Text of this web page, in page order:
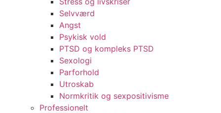
Selvværd
Angst
Psykisk vold
PTSD og kompleks PTSD
Sexologi
Parforhold
Utroskab
Normkritik og sexpositivisme
Professionelt